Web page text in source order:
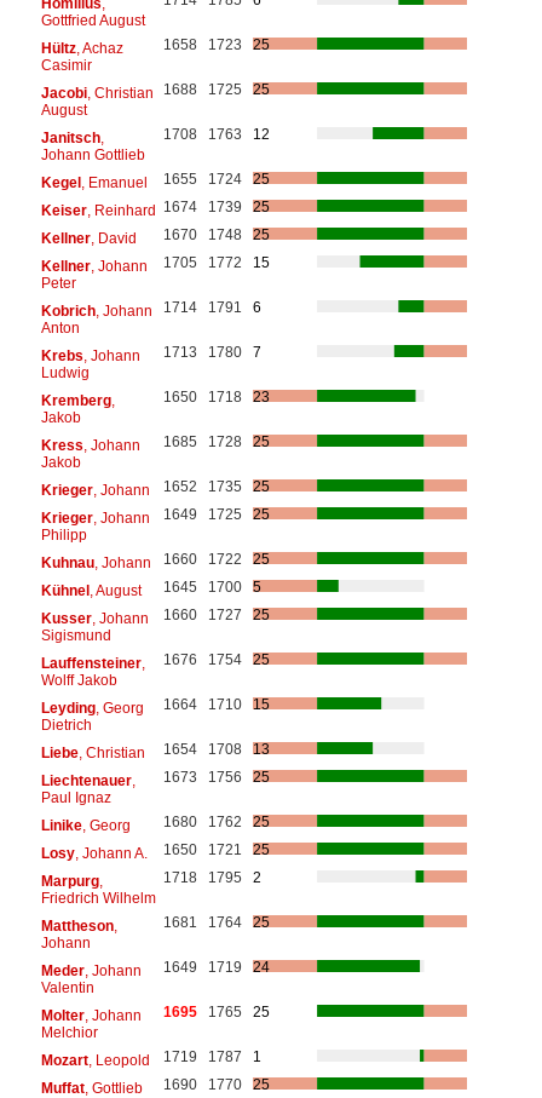
Gottfried August
Hültz, Achaz
Casimir
1658 1723 25
Jacobi, Christian
August
1688 1725 25
Janitsch,
Johann Gottlieb
1708 1763 12
Kegel, Emanuel 1655 1724
25
Keiser, Reinhard 1674 1739
25
Kellner, David 1670 1748
25
Kellner, Johann
Peter
1705 1772 15
Kobrich, Johann
Anton
1714 1791 6
Krebs , Johann
Ludwig
1713 1780 7
Kremberg,
Jakob
1650 1718 23
Kress , Johann
Jakob
1685 1728 25
Krieger, Johann 1652 1735
25
Krieger, Johann
Philipp
1649 1725 25
Kuhnau, Johann 1660 1722
25
Kühnel, August 1645 1700
5
Kusser, Johann
Sigismund
1660 1727 25
Lauffensteiner,
Wolff Jakob
1676 1754 25
Leyding, Georg
Dietrich
1664 1710 15
Liebe, Christian 1654 1708
13
Liechtenauer,
Paul Ignaz
1673 1756 25
Linike, Georg 1680 1762
25
Losy, Johann A. 1650 1721
25
Marpurg,
Friedrich Wilhelm
1718 1795 2
Mattheson,
Johann
1681 1764 25
Meder, Johann
Valentin
1649 1719 24
Molter, Johann
Melchior
1695 1765 25
Mozart, Leopold 1719 1787
1
Muffat, Gottlieb 1690 1770
25